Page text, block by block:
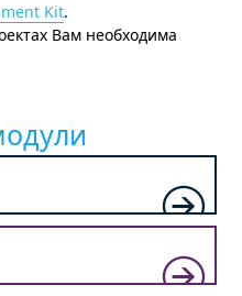
Kit.
Вам необходима